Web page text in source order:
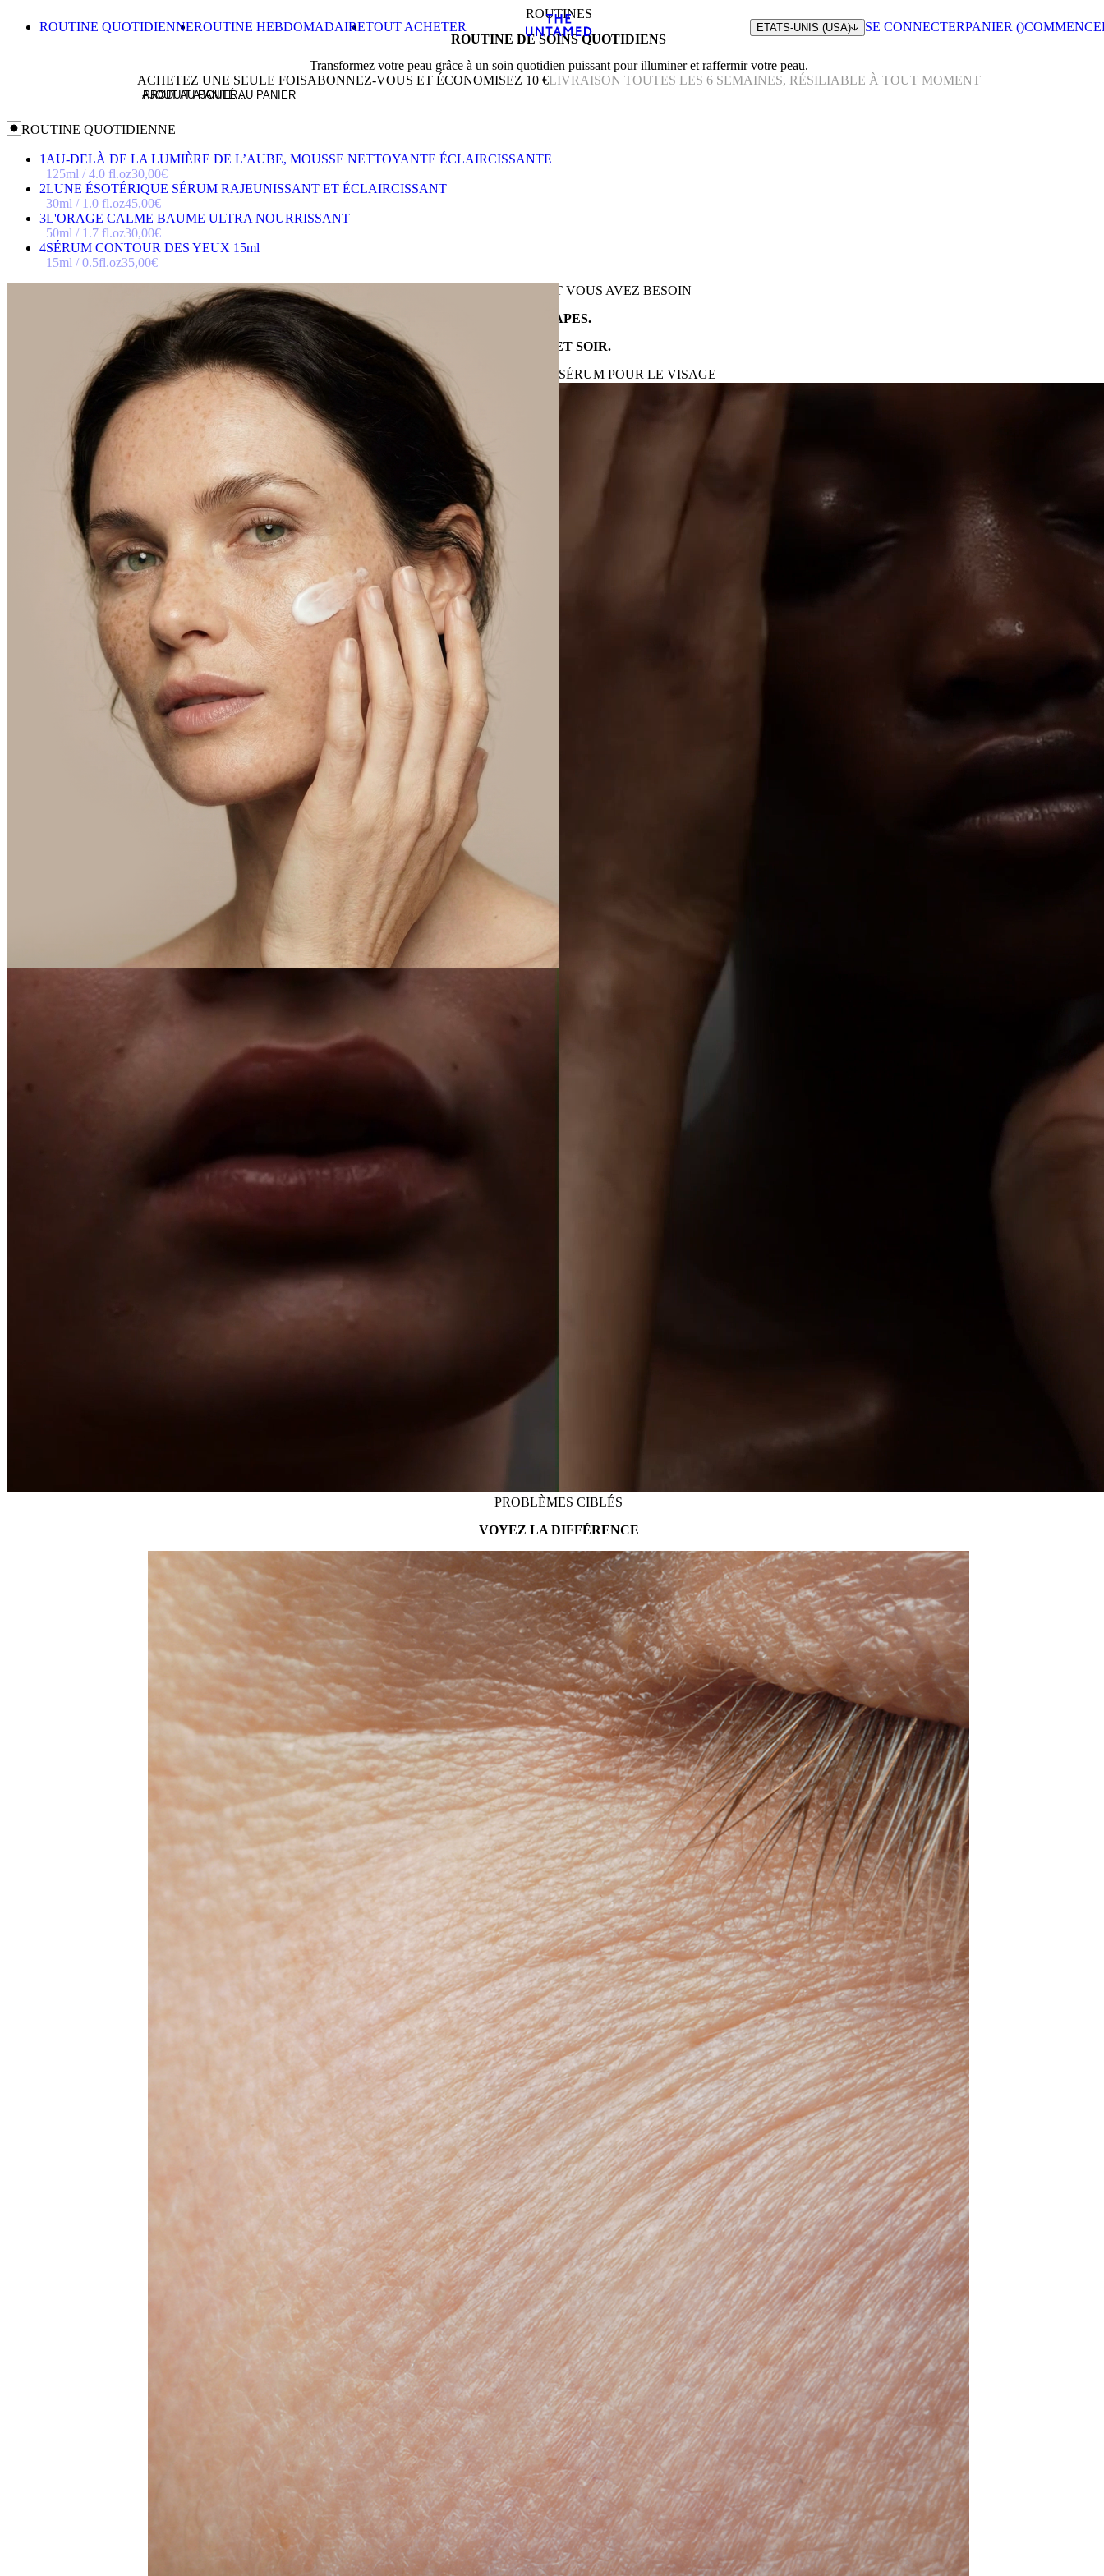
ROUTINE QUOTIDIENNEROUTINE HEBDOMADAIRETOUT ACHETER ETATS-UNIS (USA) SE CONNECTERPANIER ()
ROUTINES
ROUTINE DE SOINS QUOTIDIENS
Transformez votre peau grâce à un soin quotidien puissant pour illuminer et raffermir votre peau.
ACHETEZ UNE SEULE FOISABONNEZ-VOUS ET ÉCONOMISEZ 10 €LIVRAISON TOUTES LES 6 SEMAINES, RÉSILIABLE À TOUT MOMENT
-AJOUT AU PANIER...
PRODUIT AJOUTÉ AU PANIER
ROUTINE QUOTIDIENNE
1 AU-DELÀ DE LA LUMIÈRE DE L’AUBE, MOUSSE NETTOYANTE ÉCLAIRCISSANTE
125ml / 4.0 fl.oz30,00€
2LUNE ÉSOTÉRIQUE SÉRUM RAJEUNISSANT ET ÉCLAIRCISSANT
30ml / 1.0 fl.oz45,00€
3L'ORAGE CALME BAUME ULTRA NOURRISSANT
50ml / 1.7 fl.oz30,00€
4SÉRUM CONTOUR DES YEUX 15ml
15ml / 0.5fl.oz35,00€
C'EST TOUT CE DONT VOUS AVEZ BESOIN
4 ÉTAPES.
MATIN ET SOIR.
SÉRUM POUR LE VISAGE
PROBLÈMES CIBLÉS
VOYEZ LA DIFFÉRENCE